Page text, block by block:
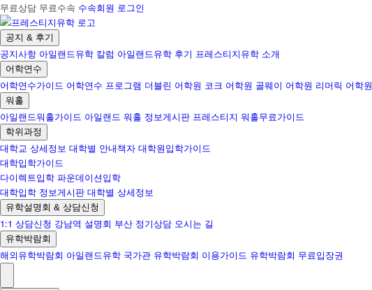
무료상담 무료수속 수속회원 로그인
공지 & 후기
공지사항 아일랜드유학 칼럼 아일랜드유학 후기 프레스티지유학 소개
어학연수
어학연수가이드 어학연수 프로그램 더블린 어학원 코크 어학원 골웨이 어학원 리머릭 어학원
워홀
아일랜드워홀가이드 아일랜드 워홀 정보게시판 프레스티지 워홀무료가이드
학위과정
대학교 상세정보 대학별 안내책자 대학원입학가이드
대학입학가이드
다이렉트입학 파운데이션입학
대학입학 정보게시판 대학별 상세정보
유학설명회 & 상담신청
1:1 상담신청 강남역 설명회 부산 정기상담 오시는 길
유학박람회
해외유학박람회 아일랜드유학 국가관 유학박람회 이용가이드 유학박람회 무료입장권